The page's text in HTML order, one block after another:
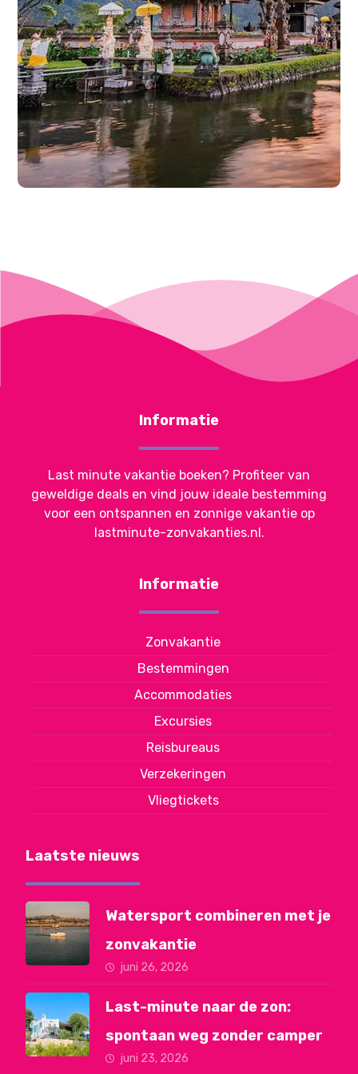
Informatie
Last minute vakantie boeken? Profiteer van
geweldige deals en vind jouw ideale bestemming
voor een ontspannen en zonnige vakantie op
lastminute-zonvakanties.nl.
Informatie
Zonvakantie
Bestemmingen
Accommodaties
Excursies
Reisbureaus
Verzekeringen
Vliegtickets
Laatste nieuws
Watersport combineren met je
zonvakantie
juni 26, 2026
Last-minute naar de zon:
spontaan weg zonder camper
juni 23, 2026